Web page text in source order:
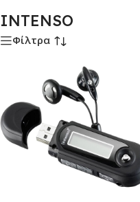
INTENSO
Φίλτρα